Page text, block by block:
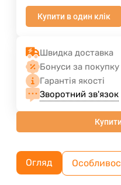
Купити в один клік
Швидка доставка
Бонуси за покупку
Гарантія якості
Зворотний зв'язок
Огляд